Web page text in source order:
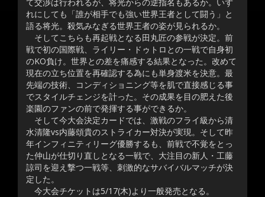
れにしても「誰が相手でも強い世界王者として闘う」と
語る将光。殺気みなぎる世界王者の姿が見られるか。
そしてこちらも再起戦となる田丸匠の参戦が決定。前
戦で初の国際戦、ライリー・ドゥトロとの一戦で自身初
のKO負け。世界との差を痛感する結果となった。改めて
現在の立ち位置を再確認する為にも単身渡米を決意。最
先端の技術、コンディショニング等を肌で直接感じる事
でスタイルチェンジを計った。その成果を目の肥えた後
楽園のファンの前で発揮する事ができるか。
そして今大会決定カードでは、激戦のフライ級から清
水清隆vs内藤頌貴のストライカー対決が実現。そして昨
年インフィニティリーグ優勝するも、前戦で不覚をとっ
た仲山が仕切り直しとなる一戦で、大注目の新人・工藤
諒司を迎え撃つ一戦等、刺激的なサバイバルマッチが決
定した。
今大会チケットは5/17(木)より一般発売となる。